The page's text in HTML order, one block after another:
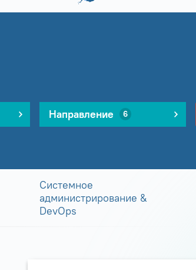
Направление 6
Системное
администрирование &
DevOps